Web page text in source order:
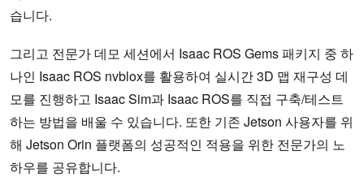
습니다.
그리고 전문가 데모 세션에서 Isaac ROS Gems 패키지 중 하
나인 Isaac ROS nvblox를 활용하여 실시간 3D 맵 재구성 데
모를 진행하고 Isaac Sim과 Isaac ROS를 직접 구축/테스트
하는 방법을 배울 수 있습니다. 또한 기존 Jetson 사용자를 위
해 Jetson Orin 플랫폼의 성공적인 적용을 위한 전문가의 노
하우를 공유합니다.